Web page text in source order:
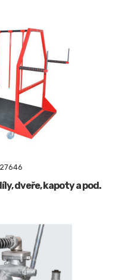
dveře, kapoty a pod.